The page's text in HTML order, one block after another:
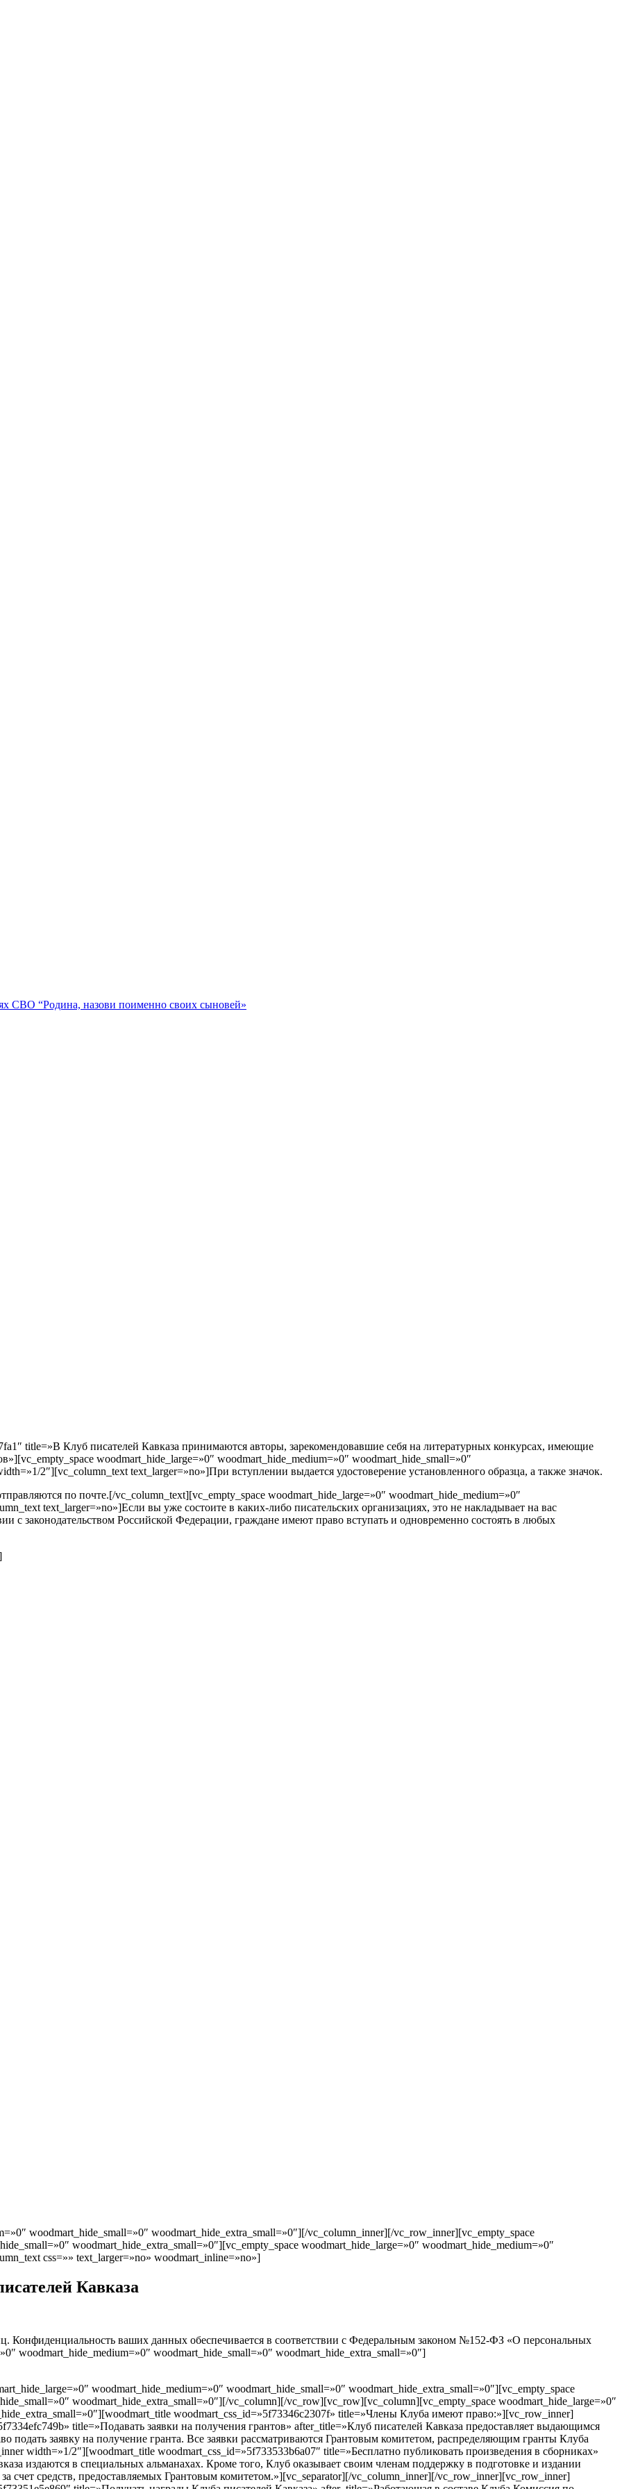
СВО “Родина, назови поименно своих сыновей»
title=»В Клуб писателей Кавказа принимаются авторы, зарекомендовавшие себя на литературных конкурсах, имеющие
woodmart_hide_large=»0″ woodmart_hide_medium=»0″ woodmart_hide_small=»0″
2″][vc_column_text text_larger=»no»]При вступлении выдается удостоверение установленного образца, а также значок.
по почте.[/vc_column_text][vc_empty_space woodmart_hide_large=»0″ woodmart_hide_medium=»0″
text_larger=»no»]Если вы уже состоите в каких-либо писательских организациях, это не накладывает на вас
с законодательством Российской Федерации, граждане имеют право вступать и одновременно состоять в любых
woodmart_hide_small=»0″ woodmart_hide_extra_small=»0″][/vc_column_inner][/vc_row_inner][vc_empty_space
woodmart_hide_extra_small=»0″][vc_empty_space woodmart_hide_large=»0″ woodmart_hide_medium=»0″
css=»» text_larger=»no» woodmart_inline=»no»]
Кавказа
Конфиденциальность ваших данных обеспечивается в соответствии с Федеральным законом №152-ФЗ «О персональных
woodmart_hide_medium=»0″ woodmart_hide_small=»0″ woodmart_hide_extra_small=»0″]
woodmart_hide_medium=»0″ woodmart_hide_small=»0″ woodmart_hide_extra_small=»0″][vc_empty_space
woodmart_hide_extra_small=»0″][/vc_column][/vc_row][vc_row][vc_column][vc_empty_space woodmart_hide_large=»0″
woodmart_css_id=»5f73346c2307f» title=»Члены Клуба имеют право:»][vc_row_inner]
title=»Подавать заявки на получения грантов» after_title=»Клуб писателей Кавказа предоставляет выдающимся
подать заявку на получение гранта. Все заявки рассматриваются Грантовым комитетом, распределяющим гранты Клуба
width=»1/2″][woodmart_title woodmart_css_id=»5f733533b6a07″ title=»Бесплатно публиковать произведения в сборниках»
издаются в специальных альманахах. Кроме того, Клуб оказывает своим членам поддержку в подготовке и издании
счет средств, предоставляемых Грантовым комитетом.»][vc_separator][/vc_column_inner][/vc_row_inner][vc_row_inner]